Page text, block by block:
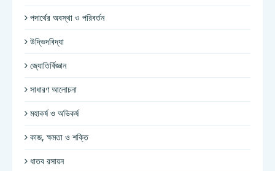
পদার্থের অবস্থা ও পরিবর্তন
উদ্ভিদবিদ্যা
জ্যোতির্বিজ্ঞান
সাধারণ আলোচনা
মহাকর্ষ ও অভিকর্ষ
কাজ, ক্ষমতা ও শক্তি
ধাতব রসায়ন